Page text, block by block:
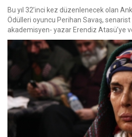
Bu yıl 32’inci kez düzenlenecek olan
Ödülleri oyuncu Perihan Savaş, senarist
akademisyen- yazar Erendiz Atasü’ye